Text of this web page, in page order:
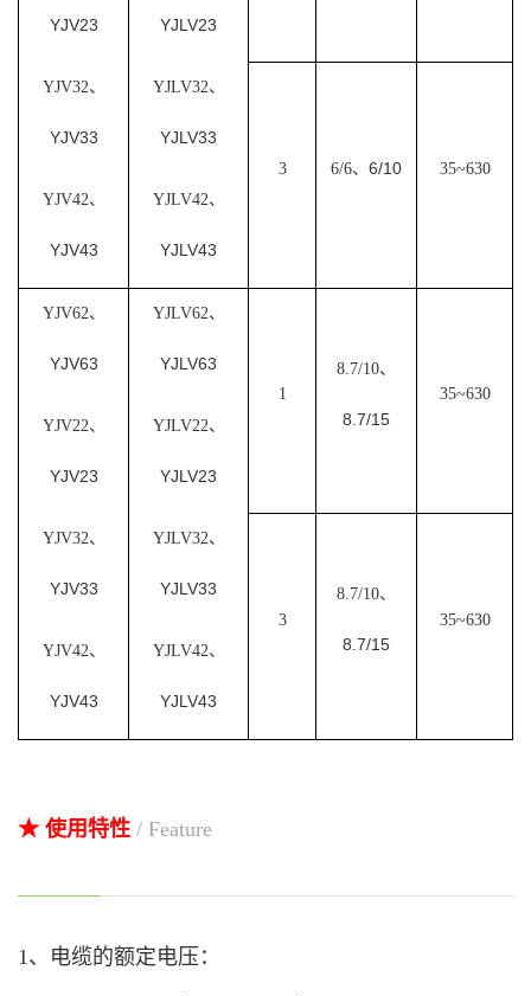
YJV23
YJV32、
YJV33
YJV42、
YJV43
YJLV23
YJLV32、
YJLV33
YJLV42、
YJLV43
3 6/6、 6/10 35~630
YJV62、
YJV63
YJV22、
YJV23
YJV32、
YJV33
YJV42、
YJV43
YJLV62、
YJLV63
YJLV22、
YJLV23
YJLV32、
YJLV33
YJLV42、
YJLV43
1
8.7/10、
8.7/15
35~630
3
8.7/10、
8.7/15
35~630
★ 使用特性 / Feature
1、电缆的额定电压：